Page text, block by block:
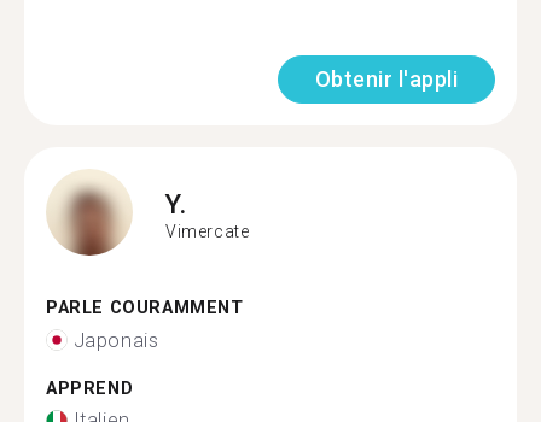
Obtenir l'appli
Y.
Vimercate
PARLE COURAMMENT
Japonais
APPREND